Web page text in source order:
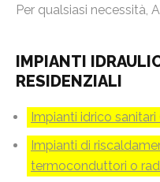
Per qualsiasi necessità,
IMPIANTI
RESIDENZIALI
Impianti idrico
Impianti di
termoconduttori o